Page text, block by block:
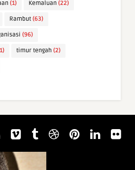
(1) Kemaluan (22)
Rambut (63)
(96)
timur tengah (2)